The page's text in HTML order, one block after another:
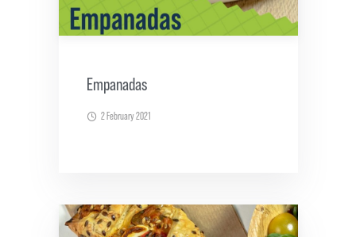
Empanadas
2 February 2021